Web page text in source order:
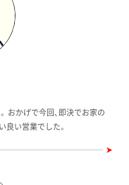
おかげで今回、即決でお家の
良い営業でした。